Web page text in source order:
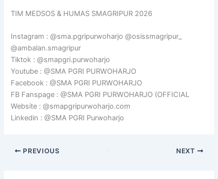
TIM MEDSOS & HUMAS SMAGRIPUR 2026
Instagram : @sma.pgripurwoharjo @osissmagripur_
@ambalan.smagripur
Tiktok : @smapgri.purwoharjo
Youtube : @SMA PGRI PURWOHARJO
Facebook : @SMA PGRI PURWOHARJO
FB Fanspage : @SMA PGRI PURWOHARJO (OFFICIAL
Website : @smapgripurwoharjo.com
Linkedin : @SMA PGRI Purwoharjo
PREVIOUS NEXT